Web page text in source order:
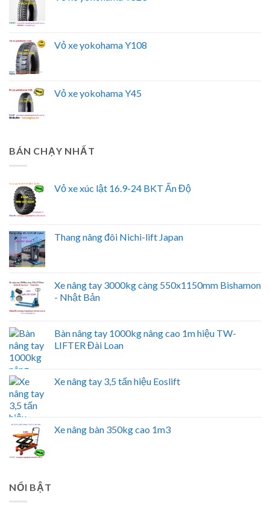
Vỏ xe yokohama Y108
Vỏ xe yokohama Y45
BÁN CHẠY NHẤT
Vỏ xe xúc lật 16.9-24 BKT Ấn Độ
Thang nâng đôi Nichi-lift Japan
Xe nâng tay 3000kg càng 550x1150mm Bishamon
- Nhật Bản
Bàn nâng tay 1000kg nâng cao 1m hiệu TW-
LIFTER Đài Loan
Xe nâng tay 3,5 tấn hiệu Eoslift
Xe nâng bàn 350kg cao 1m3
NỔI BẬT